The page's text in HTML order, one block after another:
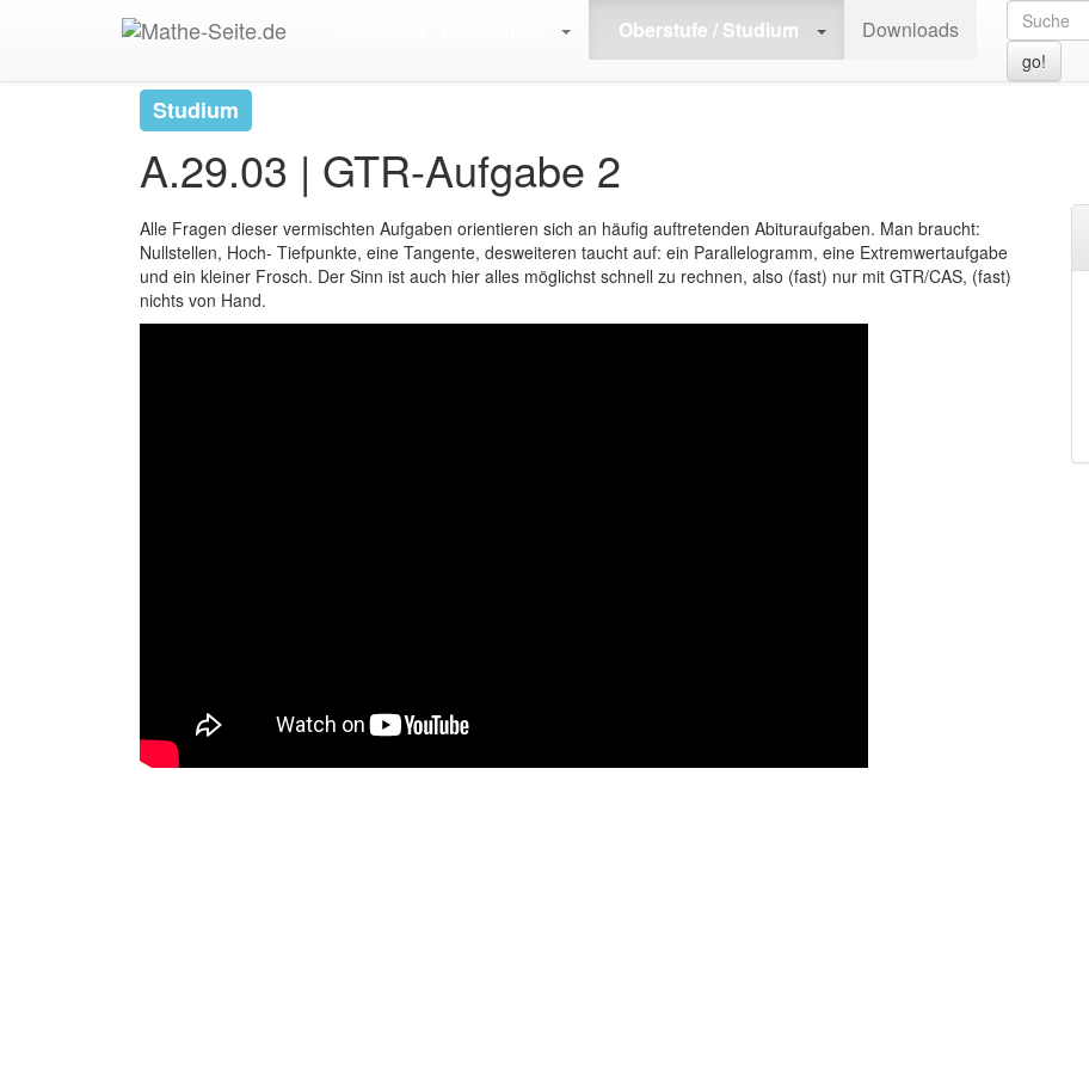
Oberstufe / Studium Downloads
go!
Start Oberstufe A.29 | GTR-Anwendung > A.29.03 | GTR-Aufgabe 2
Studium
A.29.03 | GTR-Aufgabe 2
Alle Fragen dieser vermischten Aufgaben orientieren sich an häufig auftretenden Abituraufgaben. Man braucht:
Nullstellen, Hoch- Tiefpunkte, eine Tangente, desweiteren taucht auf: ein Parallelogramm, eine Extremwertaufgabe
und ein kleiner Frosch. Der Sinn ist auch hier alles möglichst schnell zu rechnen, also (fast) nur mit GTR/CAS, (fast)
nichts von Hand.